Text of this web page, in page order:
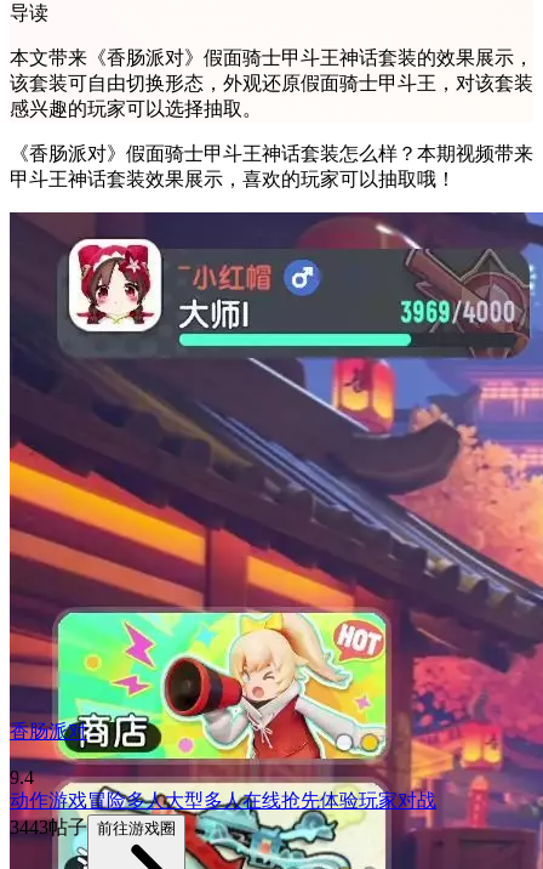
导读
本文带来《香肠派对》假面骑士甲斗王神话套装的效果展示，
该套装可自由切换形态，外观还原假面骑士甲斗王，对该套装
感兴趣的玩家可以选择抽取。
《香肠派对》假面骑士甲斗王神话套装怎么样？本期视频带来
甲斗王神话套装效果展示，喜欢的玩家可以抽取哦！
香肠派对
9.4
动作游戏冒险多人大型多人在线抢先体验玩家对战
3443帖子 前往游戏圈